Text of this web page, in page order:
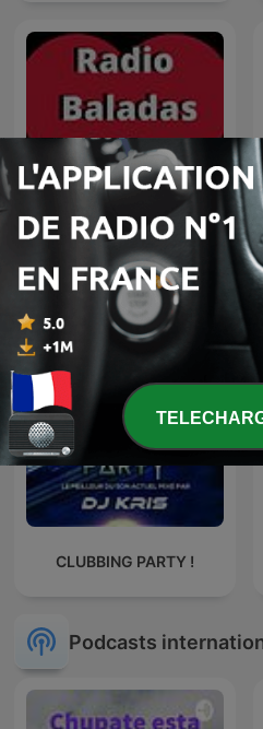
Radio Baladas Viejitas
Románticas
CLUBBING PARTY !
Podcasts